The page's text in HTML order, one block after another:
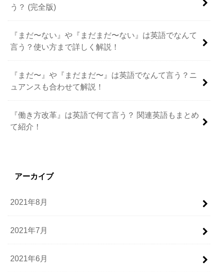
う？ (完全版)
『まだ〜ない』や『まだまだ〜ない』は英語でなんて
言う？使い方まで詳しく解説！
『まだ〜』や『まだまだ〜』は英語でなんて言う？ニ
ュアンスも合わせて解説！
『働き方改革』は英語で何て言う？ 関連英語もまとめ
て紹介！
アーカイブ
2021年8月
2021年7月
2021年6月